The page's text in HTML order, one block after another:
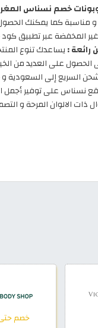
خصم نسناس
و مناسبة كما يمكنك
عبر تطبيق كود خصم نسناس
رائعة :يساعدك تنوع
الحصول على العديد من
السريع إلى السعودية و
نسناس على توفير أجمل
ذات الالوان المرحة و
خصم حتى